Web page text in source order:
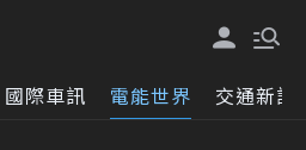
國際車訊 電能世界 交通新訊